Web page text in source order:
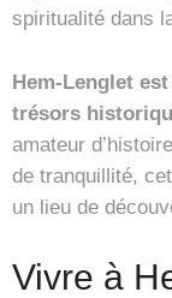
spiritualité dans
Hem-Lenglet
trésors
amateur
de tranquillité,
un lieu de
Vivre à